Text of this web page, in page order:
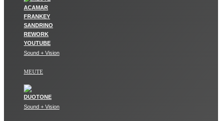
Sound + Vision
MEUTE
Sound + Vision